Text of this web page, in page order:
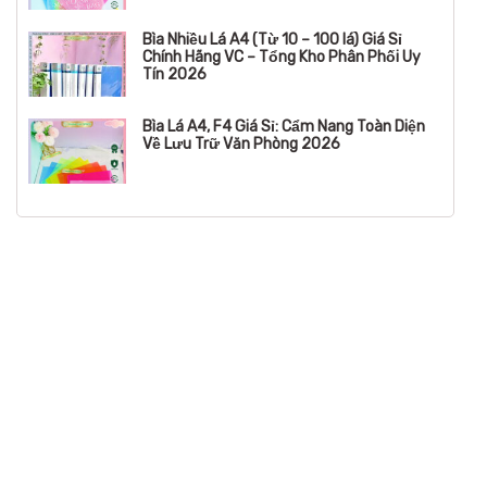
Bìa Nhiều Lá A4 (Từ 10 – 100 lá) Giá Sỉ
Chính Hãng VC – Tổng Kho Phân Phối Uy
Tín 2026
Bìa Lá A4, F4 Giá Sỉ: Cẩm Nang Toàn Diện
Về Lưu Trữ Văn Phòng 2026